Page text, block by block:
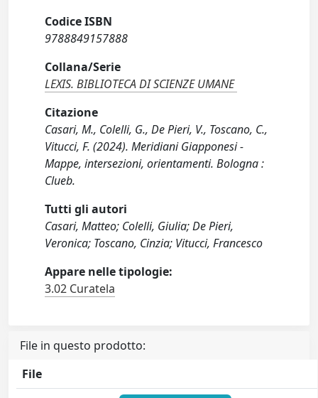
Codice ISBN
9788849157888
Collana/Serie
LEXIS. BIBLIOTECA DI SCIENZE UMANE
Citazione
Casari, M., Colelli, G., De Pieri, V., Toscano, C.,
Vitucci, F. (2024). Meridiani Giapponesi -
Mappe, intersezioni, orientamenti. Bologna :
Clueb.
Tutti gli autori
Casari, Matteo; Colelli, Giulia; De Pieri,
Veronica; Toscano, Cinzia; Vitucci, Francesco
Appare nelle tipologie:
3.02 Curatela
File in questo prodotto:
File